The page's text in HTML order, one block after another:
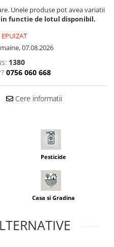
Unele produse pot avea variatii
functie de lotul disponibil.
EPUIZAT
maine, 07.08.2026
1380
0756 060 668
Cere informatii
Pesticide
Casa si Gradina